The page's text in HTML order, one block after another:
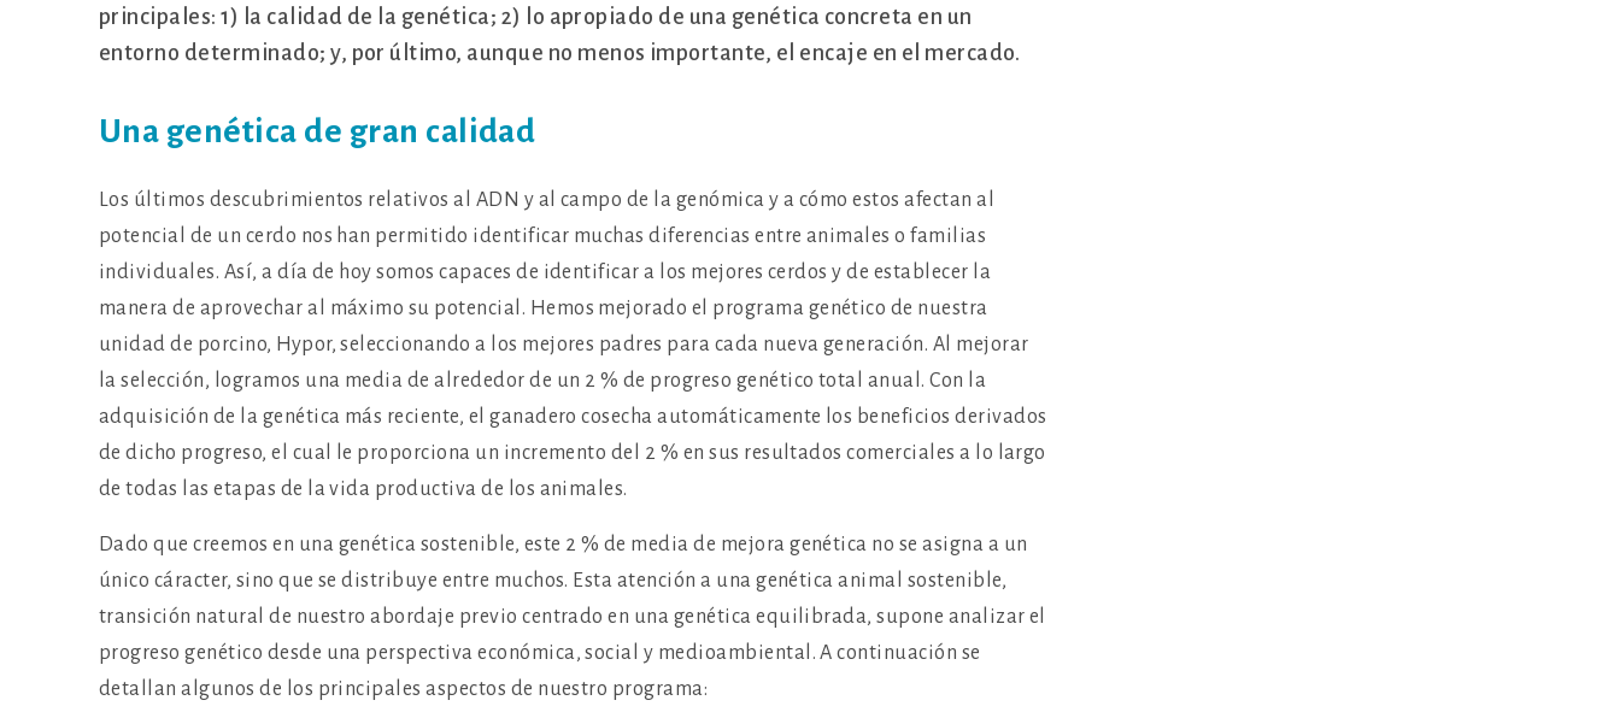
principales: 1) la calidad de la genética; 2) lo apropiado de una genética concreta en un
entorno determinado; y, por último, aunque no menos importante, el encaje en el mercado.
Una genética de gran calidad
Los últimos descubrimientos relativos al ADN y al campo de la genómica y a cómo estos afectan al
potencial de un cerdo nos han permitido identificar muchas diferencias entre animales o familias
individuales. Así, a día de hoy somos capaces de identificar a los mejores cerdos y de establecer la
manera de aprovechar al máximo su potencial. Hemos mejorado el programa genético de nuestra
unidad de porcino, Hypor, seleccionando a los mejores padres para cada nueva generación. Al mejorar
la selección, logramos una media de alrededor de un 2 % de progreso genético total anual. Con la
adquisición de la genética más reciente, el ganadero cosecha automáticamente los beneficios derivados
de dicho progreso, el cual le proporciona un incremento del 2 % en sus resultados comerciales a lo largo
de todas las etapas de la vida productiva de los animales.
Dado que creemos en una genética sostenible, este 2 % de media de mejora genética no se asigna a un
único cáracter, sino que se distribuye entre muchos. Esta atención a una genética animal sostenible,
transición natural de nuestro abordaje previo centrado en una genética equilibrada, supone analizar el
progreso genético desde una perspectiva económica, social y medioambiental. A continuación se
detallan algunos de los principales aspectos de nuestro programa: